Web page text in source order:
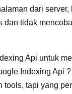
dari
tidak
Api untuk
Indexing Api
tapi yang